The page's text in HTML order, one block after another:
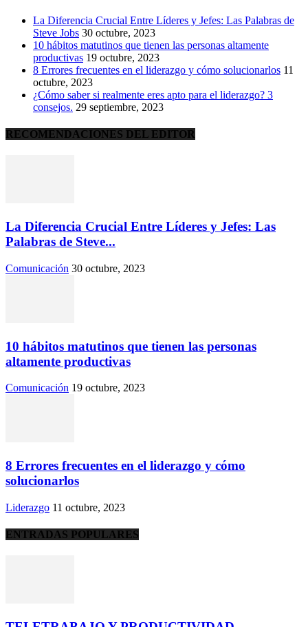
La Diferencia Crucial Entre Líderes y Jefes: Las Palabras de
Steve Jobs 30 octubre, 2023
10 hábitos matutinos que tienen las personas altamente
productivas 19 octubre, 2023
8 Errores frecuentes en el liderazgo y cómo solucionarlos 11
octubre, 2023
¿Cómo saber si realmente eres apto para el liderazgo? 3
consejos. 29 septiembre, 2023
RECOMENDACIONES DEL EDITOR
La Diferencia Crucial Entre Líderes y Jefes: Las
Palabras de Steve...
Comunicación 30 octubre, 2023
10 hábitos matutinos que tienen las personas
altamente productivas
Comunicación 19 octubre, 2023
8 Errores frecuentes en el liderazgo y cómo
solucionarlos
Liderazgo 11 octubre, 2023
ENTRADAS POPULARES